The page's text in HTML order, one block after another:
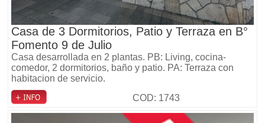
Casa de 3 Dormitorios, Patio y Terraza en B°
Fomento 9 de Julio
Casa desarrollada en 2 plantas. PB: Living, cocina-
comedor, 2 dormitorios, baño y patio. PA: Terraza con
habitacion de servicio.
COD: 1743